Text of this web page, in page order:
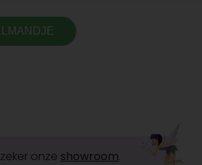
onze showroom.